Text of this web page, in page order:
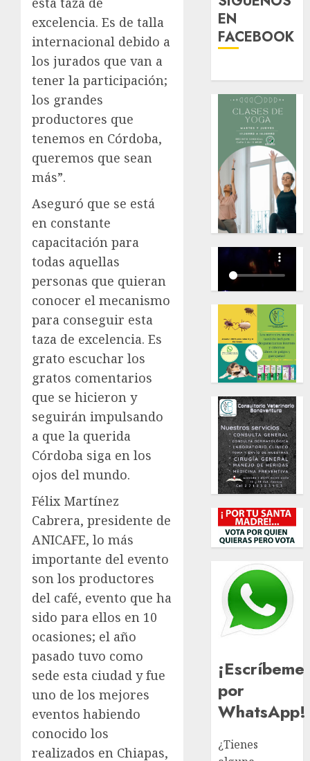
excelencia. Es de talla
internacional debido a
los jurados que van a
tener la participación;
los grandes
productores que
tenemos en Córdoba,
queremos que sean
más”.
Aseguró que se está
en constante
capacitación para
todas aquellas
personas que quieran
conocer el mecanismo
para conseguir esta
taza de excelencia. Es
grato escuchar los
gratos comentarios
que se hicieron y
seguirán impulsando
a que la querida
Córdoba siga en los
ojos del mundo.
Félix Martínez
Cabrera, presidente de
ANICAFE, lo más
importante del evento
son los productores
del café, evento que ha
sido para ellos en 10
ocasiones; el año
pasado tuvo como
sede esta ciudad y fue
uno de los mejores
eventos habiendo
conocido los
realizados en Chiapas,
EN
FACEBOOK
¡Escríbeme
por
WhatsApp!
¿Tienes